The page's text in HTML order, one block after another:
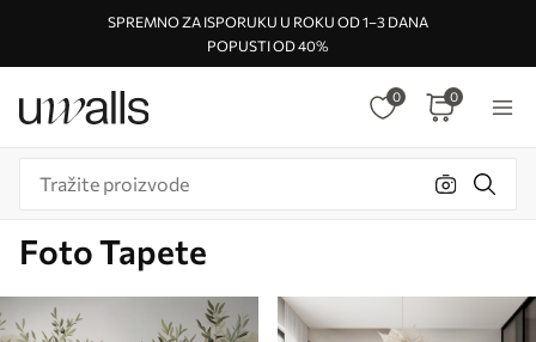
SPREMNO ZA ISPORUKU U ROKU OD 1–3 DANA
POPUSTI OD 40%
0 0
Foto Tapete